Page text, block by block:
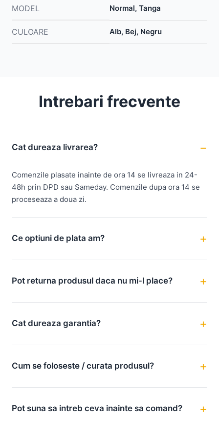
MODEL Normal, Tanga
CULOARE Alb, Bej, Negru
Intrebari frecvente
Cat dureaza livrarea?
Comenzile plasate inainte de ora 14 se livreaza in 24-
48h prin DPD sau Sameday. Comenzile dupa ora 14 se
proceseaza a doua zi.
Ce optiuni de plata am?
Pot returna produsul daca nu mi-l place?
Cat dureaza garantia?
Cum se foloseste / curata produsul?
Pot suna sa intreb ceva inainte sa comand?